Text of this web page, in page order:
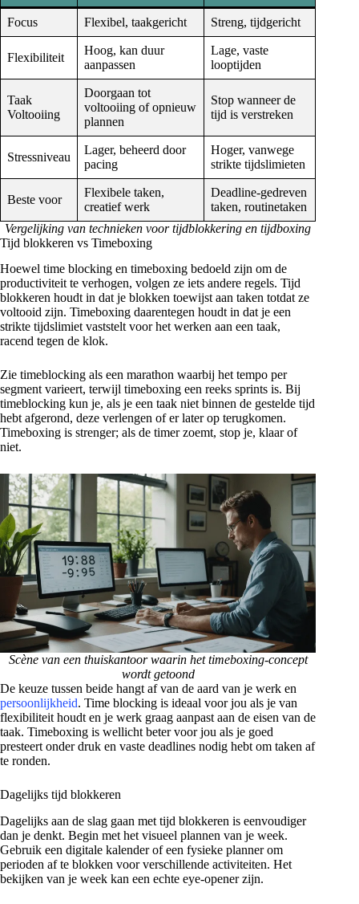
Focus Flexibel, taakgericht Streng, tijdgericht
Flexibiliteit
Hoog, kan duur
aanpassen
Lage, vaste
looptijden
Taak
Voltooiing
Doorgaan tot
voltooiing of opnieuw
plannen
Stop wanneer de
tijd is verstreken
Stressniveau
Lager, beheerd door
pacing
Hoger, vanwege
strikte tijdslimieten
Beste voor
Flexibele taken,
creatief werk
Deadline-gedreven
taken, routinetaken
Vergelijking van technieken voor tijdblokkering en tijdboxing
Tijd blokkeren vs Timeboxing
Hoewel time blocking en timeboxing bedoeld zijn om de
productiviteit te verhogen, volgen ze iets andere regels. Tijd
blokkeren houdt in dat je blokken toewijst aan taken totdat ze
voltooid zijn. Timeboxing daarentegen houdt in dat je een
strikte tijdslimiet vaststelt voor het werken aan een taak,
racend tegen de klok.
Zie timeblocking als een marathon waarbij het tempo per
segment varieert, terwijl timeboxing een reeks sprints is. Bij
timeblocking kun je, als je een taak niet binnen de gestelde tijd
hebt afgerond, deze verlengen of er later op terugkomen.
Timeboxing is strenger; als de timer zoemt, stop je, klaar of
niet.
Scène van een thuiskantoor waarin het timeboxing-concept
wordt getoond
De keuze tussen beide hangt af van de aard van je werk en
persoonlijkheid. Time blocking is ideaal voor jou als je van
flexibiliteit houdt en je werk graag aanpast aan de eisen van de
taak. Timeboxing is wellicht beter voor jou als je goed
presteert onder druk en vaste deadlines nodig hebt om taken af
te ronden.
Dagelijks tijd blokkeren
Dagelijks aan de slag gaan met tijd blokkeren is eenvoudiger
dan je denkt. Begin met het visueel plannen van je week.
Gebruik een digitale kalender of een fysieke planner om
perioden af te blokken voor verschillende activiteiten. Het
bekijken van je week kan een echte eye-opener zijn.